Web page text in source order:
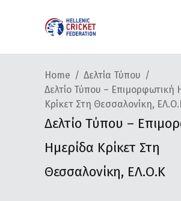
Home
Δελτία Τύπου
Δελτίο Τύπου – Επιμορφωτική
Κρίκετ Στη Θεσσαλονίκη,
Δελτίο Τύπου –
Ημερίδα Κρίκετ Στη
Θεσσαλονίκη, ΕΛ.Ο.Κ